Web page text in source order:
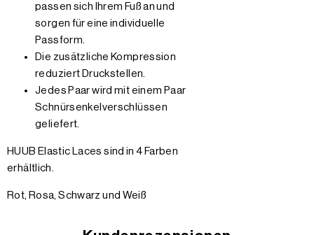
passen sich Ihrem Fuß an und
sorgen für eine individuelle
Passform.
Die zusätzliche Kompression
reduziert Druckstellen.
Jedes Paar wird mit einem Paar
Schnürsenkelverschlüssen
geliefert.
HUUB Elastic Laces sind in 4 Farben
erhältlich.
Rot, Rosa, Schwarz und Weiß